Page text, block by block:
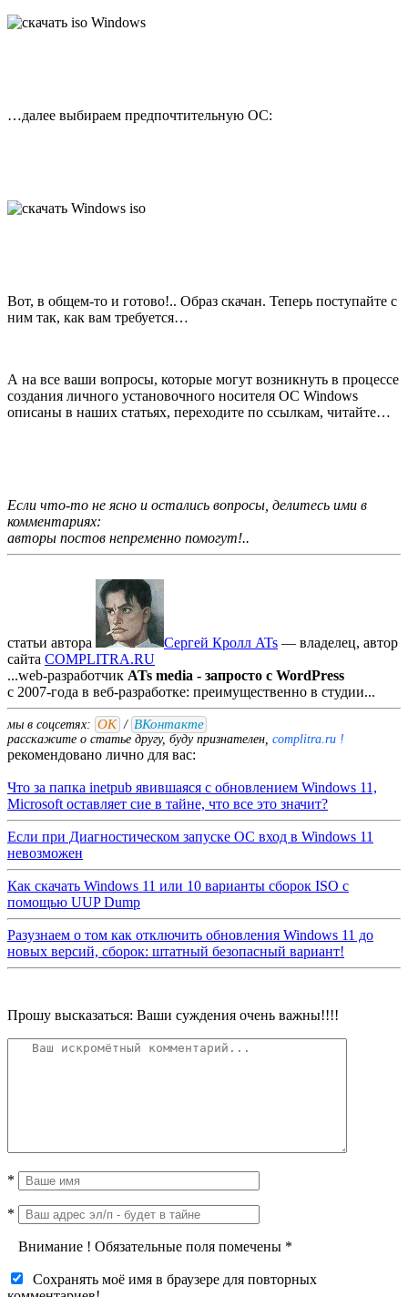
…далее выбираем предпочтительную ОС:
Вот, в общем-то и готово!.. Образ скачан. Теперь поступайте с
ним так, как вам требуется…
А на все ваши вопросы, которые могут возникнуть в процессе
создания личного установочного носителя ОС Windows
описаны в наших статьях, переходите по ссылкам, читайте…
Если что-то не ясно и остались вопросы, делитесь ими в
комментариях:
авторы постов непременно помогут!..
статьи автора Сергей Кролл ATs — владелец, автор
cайта COMPLITRA.RU
...web-разработчик ATs media - запросто с WordPress
с 2007-года в веб-разработке: преимущественно в студии...
мы в соцсетях: ОК / ВКонтакте
расскажите о статье другу, буду признателен, complitra.ru !
рекомендовано лично для вас:
Что за папка inetpub явившаяся с обновлением Windows 11,
Microsoft оставляет сие в тайне, что все это значит?
Если при Диагностическом запуске ОС вход в Windows 11
невозможен
Как скачать Windows 11 или 10 варианты сборок ISO с
помощью UUP Dump
Разузнаем о том как отключить обновления Windows 11 до
новых версий, сборок: штатный безопасный вариант!
Прошу высказаться: Ваши суждения очень важны!!!!
*
*
Внимание ! Обязательные поля помечены *
Сохранять моё имя в браузере для повторных